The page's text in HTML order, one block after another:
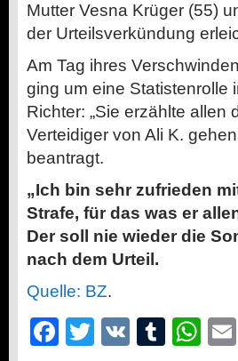
Mutter Vesna Krüger (55)
der Urteilsverkündung
Am Tag ihres
ging um eine Statistenrolle
Richter: „Sie erzählte allen
Verteidiger von Ali K.
beantragt.
„Ich bin sehr zufrieden
Strafe, für das was er
Der soll nie wieder die
nach dem Urteil.
Quelle: BZ.
Facebook
Twitter
VK